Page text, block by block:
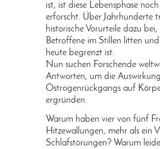
ist, ist diese Lebensphase
erforscht. Über Jahrhunderte
historische Vorurteile dazu bei,
Betroffene im Stillen litten und
heute begrenzt ist.
Nun suchen Forschende
Antworten, um die
Östrogenrückgangs auf
ergründen.
Warum haben vier von fünf
Hitzewallungen, mehr als ein
Schlafstörungen? Warum